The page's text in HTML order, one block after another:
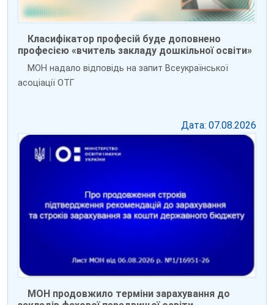
Класифікатор професій буде доповнено
професією «вчитель закладу дошкільної освіти»
МОН надало відповідь на запит Всеукраїнської
асоціації ОТГ
Дата: 07.08.2026
МОН продовжило терміни зарахування до